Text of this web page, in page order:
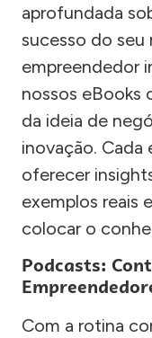
aprofundada
sucesso do
empreendedor
nossos eBooks
da ideia de
inovação. Cada
oferecer
exemplos reais
colocar o
Podcasts:
Com a rotina